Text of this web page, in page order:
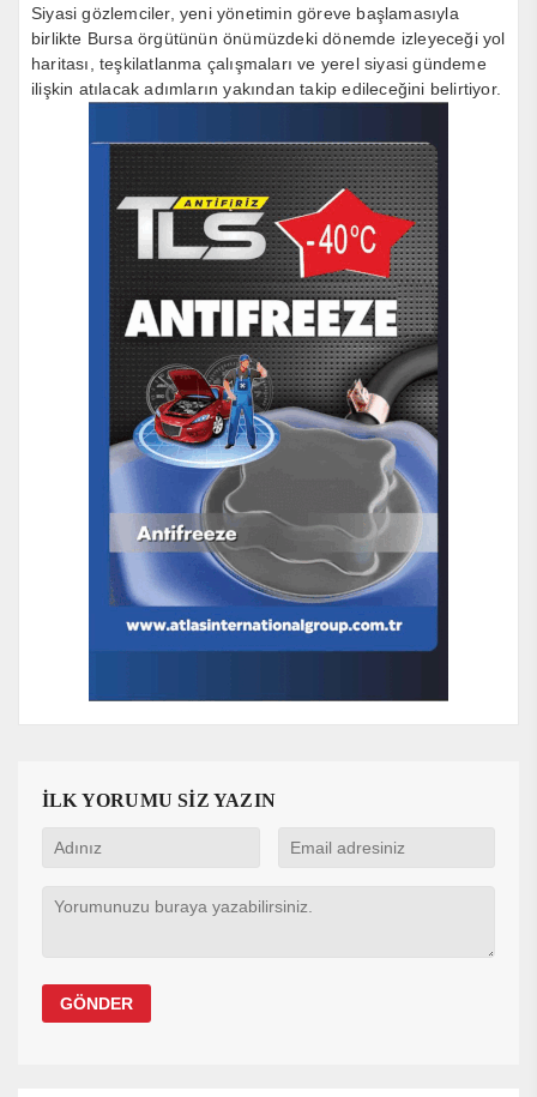
Siyasi gözlemciler, yeni yönetimin göreve başlamasıyla
birlikte Bursa örgütünün önümüzdeki dönemde izleyeceği yol
haritası, teşkilatlanma çalışmaları ve yerel siyasi gündeme
ilişkin atılacak adımların yakından takip edileceğini belirtiyor.
İLK YORUMU SİZ YAZIN